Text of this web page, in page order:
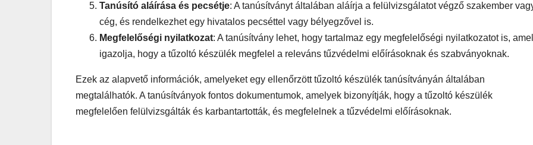
Tanúsító aláírása és pecsétje: A tanúsítványt általában aláírja a felülvizsgálatot végző szakember
cég, és rendelkezhet egy hivatalos pecséttel vagy bélyegzővel is.
Megfelelőségi nyilatkozat: A tanúsítvány lehet, hogy tartalmaz egy megfelelőségi nyilatkozatot is,
igazolja, hogy a tűzoltó készülék megfelel a releváns tűzvédelmi előírásoknak és szabványoknak.
Ezek az alapvető információk, amelyeket egy ellenőrzött tűzoltó készülék tanúsítványán általában
megtalálhatók. A tanúsítványok fontos dokumentumok, amelyek bizonyítják, hogy a tűzoltó készülék
megfelelően felülvizsgálták és karbantartották, és megfelelnek a tűzvédelmi előírásoknak.